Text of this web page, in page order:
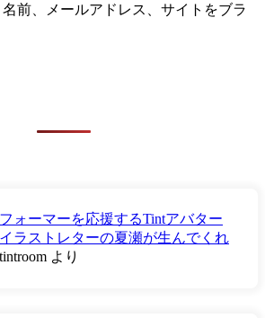
前、メールアドレス、サイトをブラ
ォーマーを応援するTintアバター
ラストレターの夏瀬が生んでくれ
tintroom より